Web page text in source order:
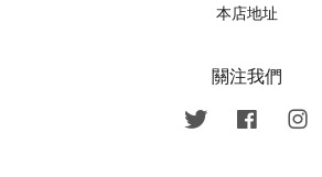
本店地址
關注我們
Twitter Facebook